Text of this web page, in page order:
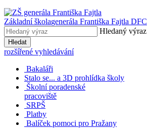
Základní školagenerála Františka Fajtla DFC
Hledaný výraz
Hledat
rozšířené vyhledávání
Bakaláři
Stalo se... a 3D prohlídka školy
Školní poradenské
pracoviště
SRPŠ
Platby
Balíček pomoci pro Pražany